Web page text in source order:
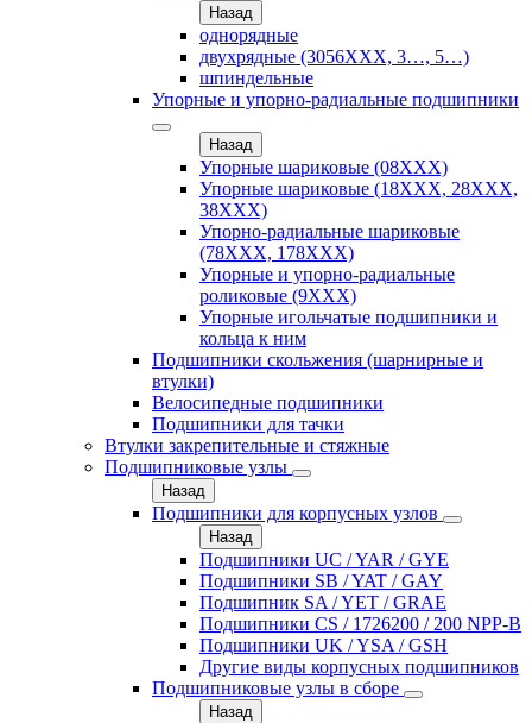
Назад
однорядные
двухрядные (3056ХХХ, 3…, 5…)
шпиндельные
Упорные и упорно-радиальные подшипники
Назад
Упорные шариковые (08XXX)
Упорные шариковые (18XXX, 28XXХ,
38ХХХ)
Упорно-радиальные шариковые
(78XXX, 178ХХХ)
Упорные и упорно-радиальные
роликовые (9ХХХ)
Упорные игольчатые подшипники и
кольца к ним
Подшипники скольжения (шарнирные и
втулки)
Велосипедные подшипники
Подшипники для тачки
Втулки закрепительные и стяжные
Подшипниковые узлы
Назад
Подшипники для корпусных узлов
Назад
Подшипники UC / YAR / GYE
Подшипники SB / YAT / GAY
Подшипник SA / YET / GRAE
Подшипники CS / 1726200 / 200 NPP-B
Подшипники UK / YSA / GSH
Другие виды корпусных подшипников
Подшипниковые узлы в сборе
Назад